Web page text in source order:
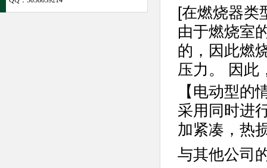
[在燃烧器类
由于燃烧室
的，因此燃
压力。 因此
【电动型的
采用同时进
加紧凑，热
与其他公司